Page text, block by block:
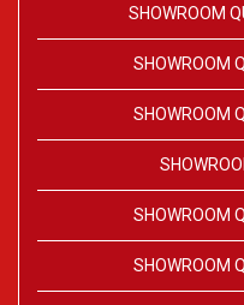
SHOWROOM
SHOWROOM
SHOWROOM
SHOWROOM
SHOWROOM